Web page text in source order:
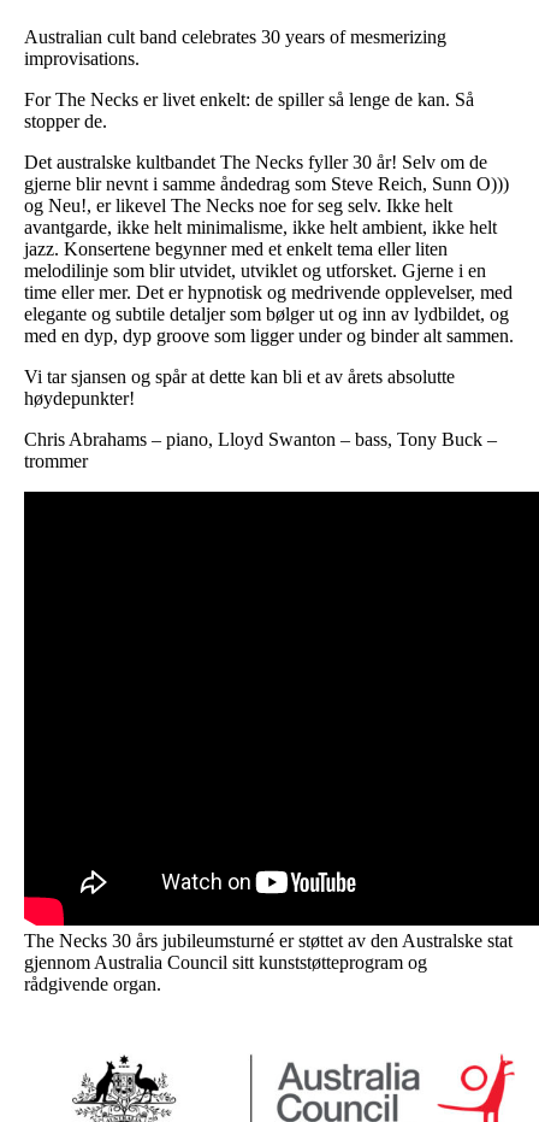
Australian cult band celebrates 30 years of mesmerizing
improvisations.
For The Necks er livet enkelt: de spiller så lenge de kan. Så
stopper de.
Det australske kultbandet The Necks fyller 30 år! Selv om de
gjerne blir nevnt i samme åndedrag som Steve Reich, Sunn O)))
og Neu!, er likevel The Necks noe for seg selv. Ikke helt
avantgarde, ikke helt minimalisme, ikke helt ambient, ikke helt
jazz. Konsertene begynner med et enkelt tema eller liten
melodilinje som blir utvidet, utviklet og utforsket. Gjerne i en
time eller mer. Det er hypnotisk og medrivende opplevelser, med
elegante og subtile detaljer som bølger ut og inn av lydbildet, og
med en dyp, dyp groove som ligger under og binder alt sammen.
Vi tar sjansen og spår at dette kan bli et av årets absolutte
høydepunkter!
Chris Abrahams – piano, Lloyd Swanton – bass, Tony Buck –
trommer
The Necks 30 års jubileumsturné er støttet av den Australske stat
gjennom Australia Council sitt kunststøtteprogram og
rådgivende organ.